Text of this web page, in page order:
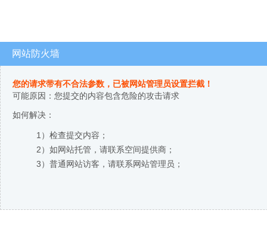
网站防火墙
您的请求带有不合法参数，已被网站管理员设置拦截！
可能原因：您提交的内容包含危险的攻击请求
如何解决：
1）检查提交内容；
2）如网站托管，请联系空间提供商；
3）普通网站访客，请联系网站管理员；